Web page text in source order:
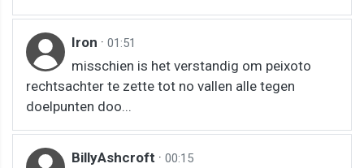
Iron · 01:51
misschien is het verstandig om peixoto
rechtsachter te zette tot no vallen alle tegen
doelpunten doo...
BillyAshcroft · 00:15